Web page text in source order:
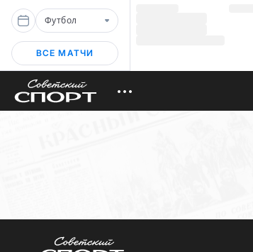
Футбол
ВСЕ МАТЧИ